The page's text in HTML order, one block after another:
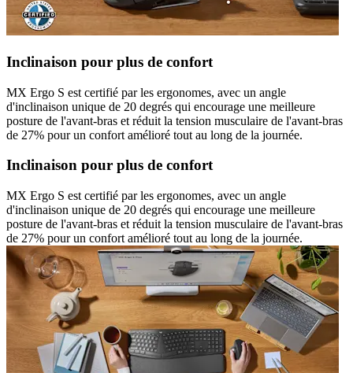
Inclinaison pour plus de confort
MX Ergo S est certifié par les ergonomes, avec un angle
d'inclinaison unique de 20 degrés qui encourage une meilleure
posture de l'avant-bras et réduit la tension musculaire de l'avant-bras
de 27% pour un confort amélioré tout au long de la journée.
Inclinaison pour plus de confort
MX Ergo S est certifié par les ergonomes, avec un angle
d'inclinaison unique de 20 degrés qui encourage une meilleure
posture de l'avant-bras et réduit la tension musculaire de l'avant-bras
de 27% pour un confort amélioré tout au long de la journée.